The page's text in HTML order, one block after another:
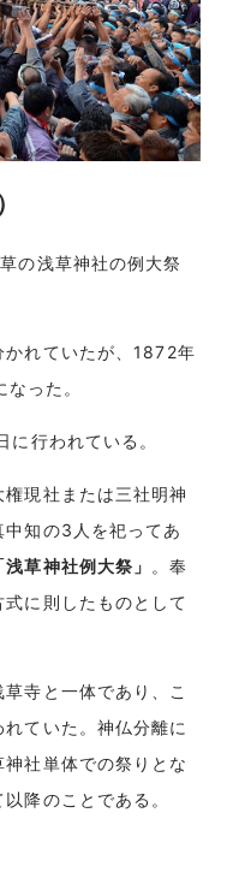
の浅草神社の例大祭
かれていたが、1872年
った。
行われている。
現社または三社明神
知の3人を祀ってあ
浅草神社例大祭」 。奉
に則したものとして
寺と一体であり、こ
ていた。神仏分離に
社単体での祭りとな
降のことである。